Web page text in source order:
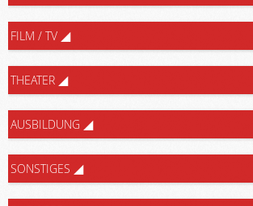
FILM / TV
THEATER
AUSBILDUNG
SONSTIGES